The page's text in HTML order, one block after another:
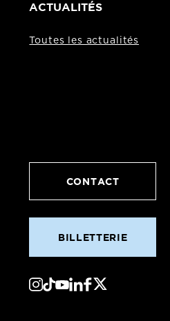
ACTUALITÉS
Toutes les actualités
CONTACT
BILLETTERIE